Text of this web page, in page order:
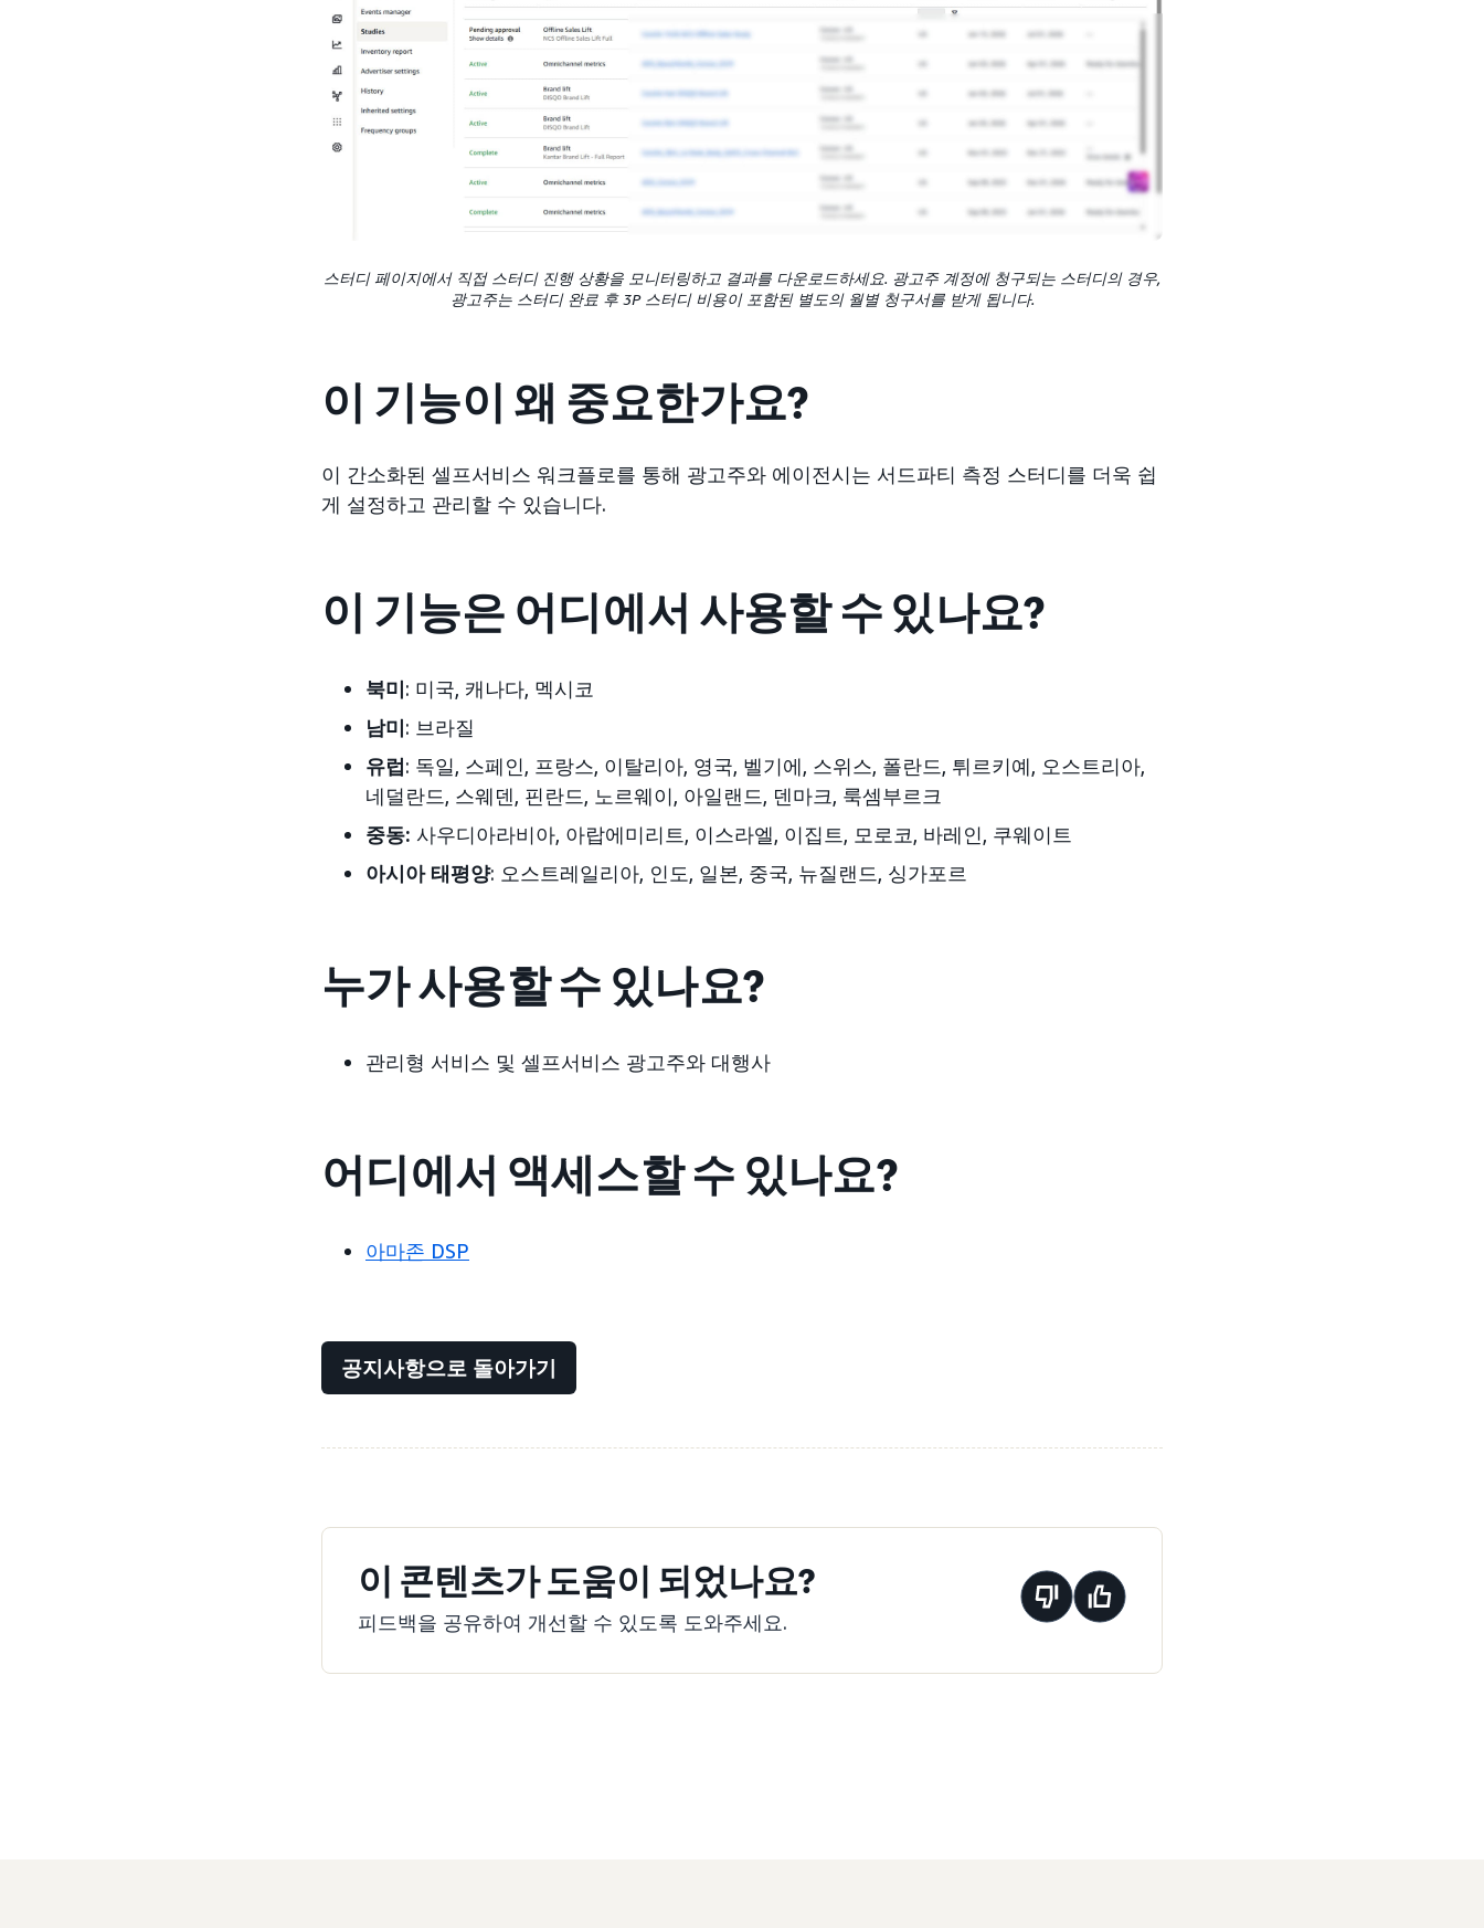
스터디 페이지에서 직접 스터디 진행 상황을 모니터링하고 결과를 다운로드하세요. 광고주 계정에 청구되는 스터디의 경우,
광고주는 스터디 완료 후 3P 스터디 비용이 포함된 별도의 월별 청구서를 받게 됩니다.
이 기능이 왜 중요한가요?
이 간소화된 셀프서비스 워크플로를 통해 광고주와 에이전시는 서드파티 측정 스터디를 더욱 쉽
게 설정하고 관리할 수 있습니다.
이 기능은 어디에서 사용할 수 있나요?
북미: 미국, 캐나다, 멕시코
남미: 브라질
유럽: 독일, 스페인, 프랑스, 이탈리아, 영국, 벨기에, 스위스, 폴란드, 튀르키예, 오스트리아,
네덜란드, 스웨덴, 핀란드, 노르웨이, 아일랜드, 덴마크, 룩셈부르크
중동: 사우디아라비아, 아랍에미리트, 이스라엘, 이집트, 모로코, 바레인, 쿠웨이트
아시아 태평양: 오스트레일리아, 인도, 일본, 중국, 뉴질랜드, 싱가포르
누가 사용할 수 있나요?
관리형 서비스 및 셀프서비스 광고주와 대행사
어디에서 액세스할 수 있나요?
아마존 DSP
공지사항으로 돌아가기
이 콘텐츠가 도움이 되었나요?
피드백을 공유하여 개선할 수 있도록 도와주세요.